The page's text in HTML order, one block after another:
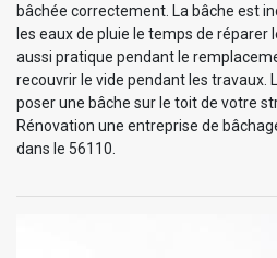
bâchée correctement. La bâche est
les eaux de pluie le temps de réparer
aussi pratique pendant le
recouvrir le vide pendant les travaux.
poser une bâche sur le toit de votre
Rénovation une entreprise de
dans le 56110.